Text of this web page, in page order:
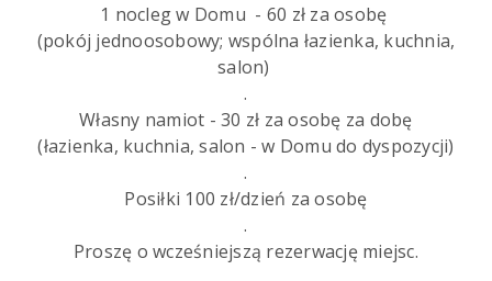
1 nocleg w Domu - 60 zł za osobę
(pokój jednoosobowy; wspólna łazienka, kuchnia,
salon)
.
Własny namiot - 30 zł za osobę za dobę
(łazienka, kuchnia, salon - w Domu do dyspozycji)
.
Posiłki 100 zł/dzień za osobę
.
Proszę o wcześniejszą rezerwację miejsc.